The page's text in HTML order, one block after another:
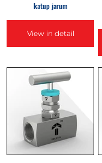
katup jarum
View in detail